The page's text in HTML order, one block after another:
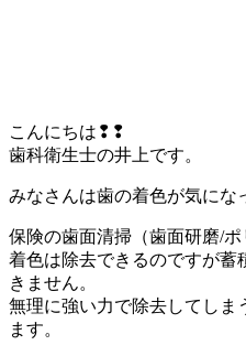
こんにちは❢❢
歯科衛生士の井上です。
みなさんは歯の着色が気にな
保険の歯面清掃（歯面研磨/
着色は除去できるのですが蓄
きません。
無理に強い力で除去してしま
ます。